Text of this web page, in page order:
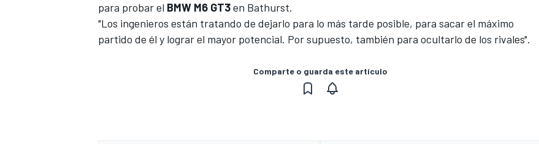
para probar el BMW M6 GT3en Bathurst.
"Los ingenieros están tratando de dejarlo para lo más tarde posible, para sacar el máximo
partido de él y lograr el mayor potencial. Por supuesto, también para ocultarlo de los rivales".
Comparte o guarda este artículo